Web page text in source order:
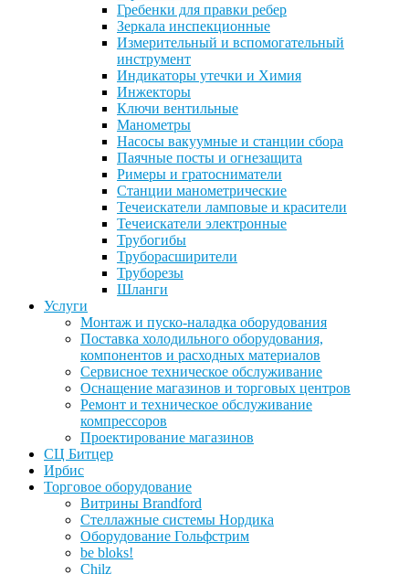
Гребенки для правки ребер
Зеркала инспекционные
Измерительный и вспомогательный
инструмент
Индикаторы утечки и Химия
Инжекторы
Ключи вентильные
Манометры
Насосы вакуумные и станции сбора
Паячные посты и огнезащита
Римеры и гратосниматели
Станции манометрические
Течеискатели ламповые и красители
Течеискатели электронные
Трубогибы
Труборасширители
Труборезы
Шланги
Услуги
Монтаж и пуско-наладка оборудования
Поставка холодильного оборудования,
компонентов и расходных материалов
Сервисное техническое обслуживание
Оснащение магазинов и торговых центров
Ремонт и техническое обслуживание
компрессоров
Проектирование магазинов
СЦ Битцер
Ирбис
Торговое оборудование
Витрины Brandford
Стеллажные системы Нордика
Оборудование Гольфстрим
be bloks!
Chilz